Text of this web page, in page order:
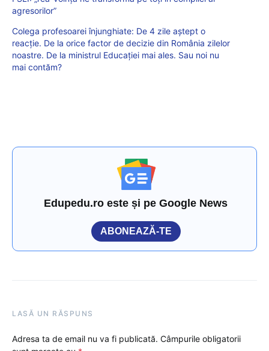
agresorilor”
Colega profesoarei înjunghiate: De 4 zile aștept o
reacţie. De la orice factor de decizie din România zilelor
noastre. De la ministrul Educaţiei mai ales. Sau noi nu
mai contăm?
Edupedu.ro este și pe Google News
ABONEAZĂ-TE
LASĂ UN RĂSPUNS
Adresa ta de email nu va fi publicată. Câmpurile obligatorii